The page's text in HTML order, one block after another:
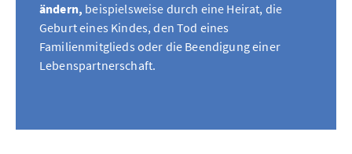
ändern, beispielsweise durch eine Heirat, die
Geburt eines Kindes, den Tod eines
Familienmitglieds oder die Beendigung einer
Lebenspartnerschaft.